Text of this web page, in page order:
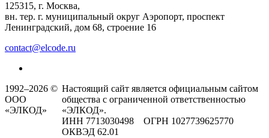
125315, г. Москва,
вн. тер. г. муниципальный округ Аэропорт, проспект
Ленинградский, дом 68, строение 16
contact@elcode.ru
1992–2026 ©
ООО
«ЭЛКОД»
Настоящий сайт является официальным сайтом
общества с ограниченной ответственностью
«ЭЛКОД».
ИНН 7713030498 ОГРН 1027739625770
ОКВЭД 62.01